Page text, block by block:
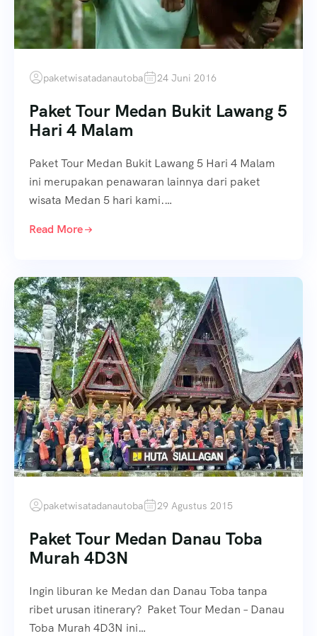
paketwisatadanautoba 24 Juni 2016
Paket Tour Medan Bukit Lawang 5
Hari 4 Malam
Paket Tour Medan Bukit Lawang 5 Hari 4 Malam
ini merupakan penawaran lainnya dari paket
wisata Medan 5 hari kami.…
Read More
paketwisatadanautoba 29 Agustus 2015
Paket Tour Medan Danau Toba
Murah 4D3N
Ingin liburan ke Medan dan Danau Toba tanpa
ribet urusan itinerary? Paket Tour Medan – Danau
Toba Murah 4D3N ini…